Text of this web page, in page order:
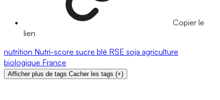
Copier le
lien
nutrition Nutri-score sucre blé RSE soja agriculture
biologique France
Afficher plus de tags Cacher les tags (+)